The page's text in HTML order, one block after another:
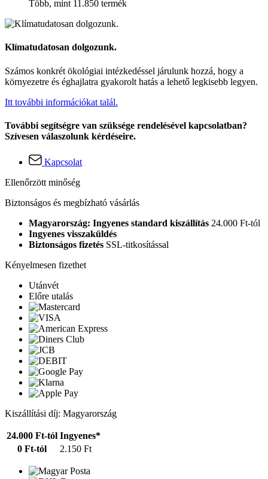
Több, mint 11.850 termék
Klímatudatosan dolgozunk.
Számos konkrét ökológiai intézkedéssel járulunk hozzá, hogy a
környezetre és éghajlatra gyakorolt hatás a lehető legkisebb legyen.
Itt további információkat talál.
További segítségre van szüksége rendelésével kapcsolatban?
Szívesen válaszolunk kérdéseire.
Kapcsolat
Ellenőrzött minőség
Biztonságos és megbízható vásárlás
Magyarország: Ingyenes standard kiszállítás 24.000 Ft-tól
Ingyenes visszaküldés
Biztonságos fizetés SSL-titkosítással
Kényelmesen fizethet
Utánvét
Előre utalás
Kiszállítási díj: Magyarország
24.000 Ft-tól Ingyenes*
0 Ft-tól
2.150 Ft